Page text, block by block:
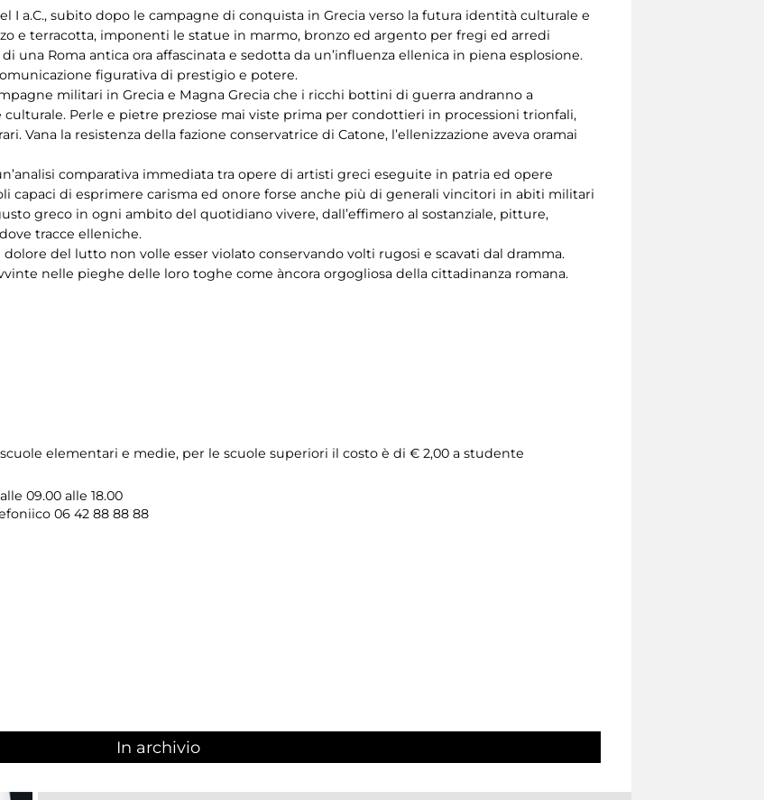
I a.C., subito dopo le campagne di conquista in Grecia verso la futura identità culturale e
e terracotta, imponenti le statue in marmo, bronzo ed argento per fregi ed arredi
una Roma antica ora affascinata e sedotta da un’influenza ellenica in piena esplosione.
figurativa di prestigio e potere.
militari in Grecia e Magna Grecia che i ricchi bottini di guerra andranno a
Perle e pietre preziose mai viste prima per condottieri in processioni trionfali,
Vana la resistenza della fazione conservatrice di Catone, l’ellenizzazione aveva oramai
comparativa immediata tra opere di artisti greci eseguite in patria ed opere
capaci di esprimere carisma ed onore forse anche più di generali vincitori in abiti militari
greco in ogni ambito del quotidiano vivere, dall’effimero al sostanziale, pitture,
tracce elleniche.
del lutto non volle esser violato conservando volti rugosi e scavati dal dramma.
nelle pieghe delle loro toghe come àncora orgogliosa della cittadinanza romana.
elementari e medie, per le scuole superiori il costo è di € 2,00 a studente
09.00 alle 18.00
06 42 88 88 88
In archivio